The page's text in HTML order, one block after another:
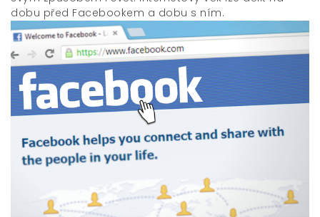
dobu před Facebookem a dobu s ním.